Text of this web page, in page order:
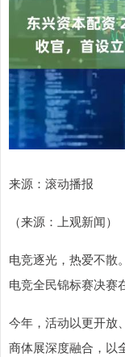
来源：滚动播报
（来源：上观新闻）
电竞逐光，热爱不
电竞全民锦标赛决赛
今年，活动以更开放
商体展深度融合，以